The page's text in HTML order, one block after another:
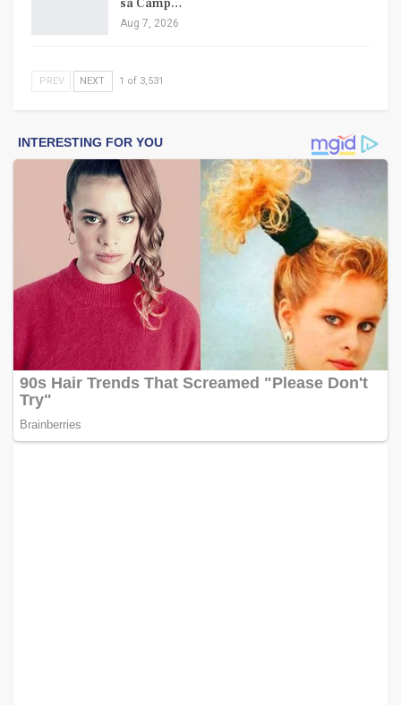
Aug 7, 2026
PREV NEXT 1 of 3,531